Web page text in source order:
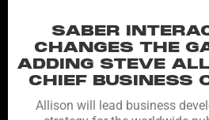
SABER
CHANGES THE
ADDING STEVE
CHIEF BUSINESS
Allison will lead business